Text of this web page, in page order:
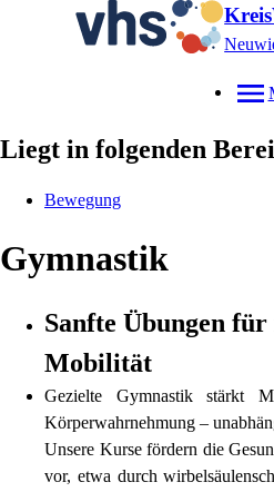
Liegt in folgenden
Bewegung
Gymnastik
Sanfte Übungen
Mobilität
Gezielte Gymnastik stärkt
Körperwahrnehmung –
Unsere Kurse fördern die
vor, etwa durch